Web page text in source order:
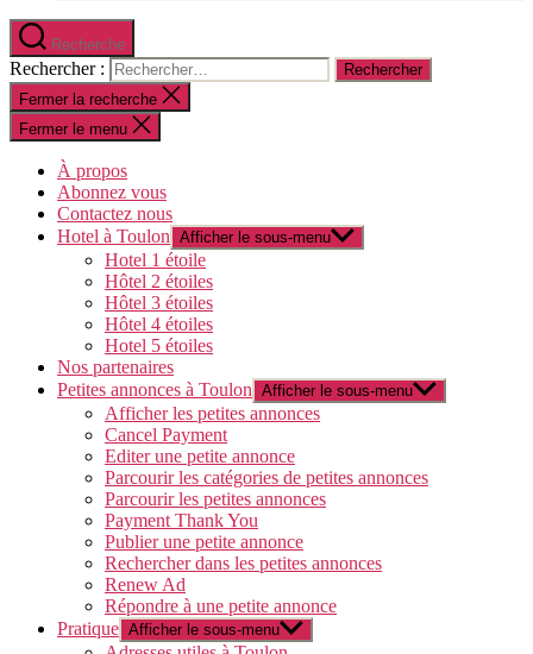
Recherche
Rechercher :
Fermer la recherche
Fermer le menu
À propos
Abonnez vous
Contactez nous
Hotel à Toulon Afficher le sous-menu
Hotel 1 étoile
Hôtel 2 étoiles
Hôtel 3 étoiles
Hôtel 4 étoiles
Hotel 5 étoiles
Nos partenaires
Petites annonces à Toulon Afficher le sous-menu
Afficher les petites annonces
Cancel Payment
Editer une petite annonce
Parcourir les catégories de petites annonces
Parcourir les petites annonces
Payment Thank You
Publier une petite annonce
Rechercher dans les petites annonces
Renew Ad
Répondre à une petite annonce
Pratique Afficher le sous-menu